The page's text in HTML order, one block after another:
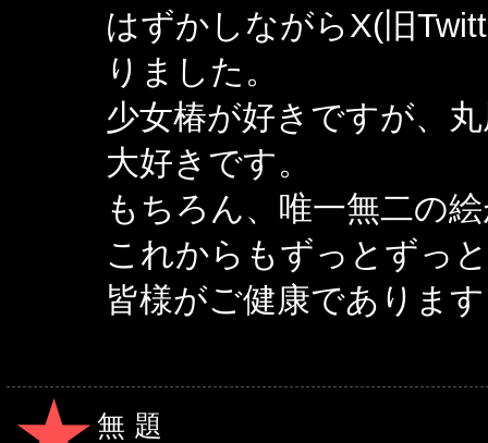
はずかしながらX(旧
りました。
少女椿が好きですが、
大好きです。
もちろん、唯一無二の
これからもずっとずっ
皆様がご健康でありま
無題